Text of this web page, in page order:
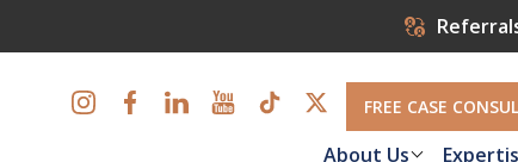
FREE CASE
About Us